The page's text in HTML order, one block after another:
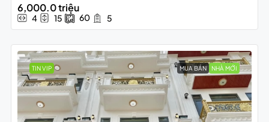
6,000.0 triệu
4 15 60 5
TIN VIP MUA BÁN NHÀ MỚI